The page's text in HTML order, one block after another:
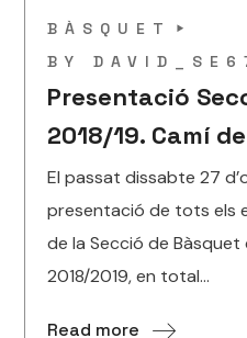
BÀSQUET
BY
Presentació
2018/19. Camí
El passat dissabte 27
presentació de tots els
de la Secció de
2018/2019, en total...
Read more